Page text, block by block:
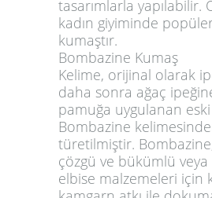
tasarımlarla yapılabilir.
kadın giyiminde
kumaştır.
Bombazine Kumaş
Kelime, orijinal olarak
daha sonra ağaç
pamuğa uygulanan eski
Bombazine
türetilmiştir.
çözgü ve bükümlü
elbise malzemeleri için